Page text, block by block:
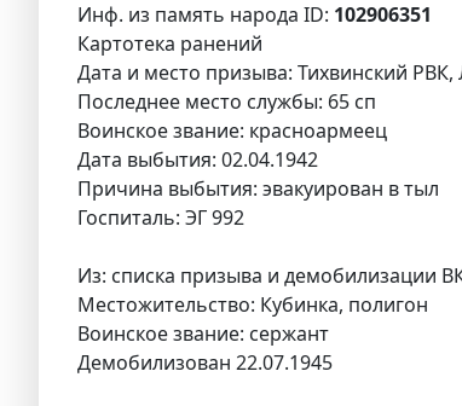
Инф. из память народа ID: 102906351
Картотека ранений
Дата и место призыва: Тихвинский
Последнее место службы: 65 сп
Воинское звание: красноармеец
Дата выбытия: 02.04.1942
Причина выбытия: эвакуирован в тыл
Госпиталь: ЭГ 992
Из: списка призыва и демобилизации
Местожительство: Кубинка, полигон
Воинское звание: сержант
Демобилизован 22.07.1945